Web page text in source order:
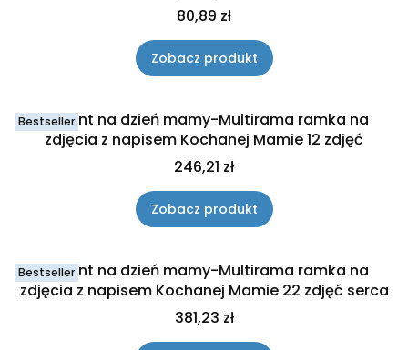
Cena
80,89 zł
Zobacz produkt
Bestseller
Prezent na dzień mamy-Multirama ramka na
zdjęcia z napisem Kochanej Mamie 12 zdjęć
Cena
246,21 zł
Zobacz produkt
Bestseller
Prezent na dzień mamy-Multirama ramka na
zdjęcia z napisem Kochanej Mamie 22 zdjęć serca
Cena
381,23 zł